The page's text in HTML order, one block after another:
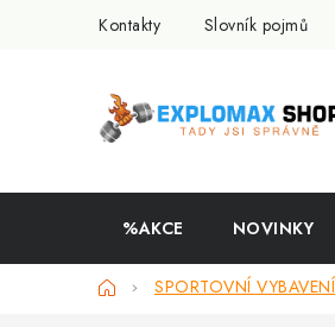
Kontakty Slovník pojmů
%AKCE NOVINKY
DomůSPORTOVNÍ VYBAVENÍ